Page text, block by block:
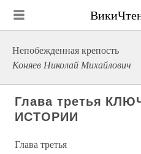
Непобежденная крепость
Коняев Николай Михайлович
Глава третья
ИСТОРИИ
Глава третья